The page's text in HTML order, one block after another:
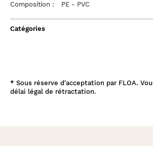
Composition : PE - PVC
Catégories
* Sous réserve d'acceptation par FLOA.
délai légal de rétractation.